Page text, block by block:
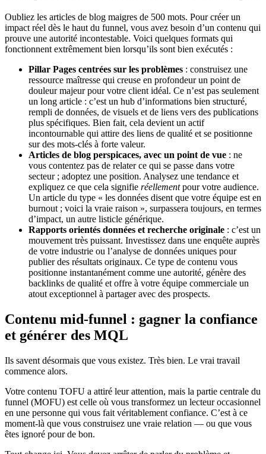
Oubliez les articles de blog maigres de 500 mots. Pour créer un
impact réel dès le haut du funnel, vous avez besoin d’un contenu qui
prouve une autorité incontestable. Voici quelques formats qui
fonctionnent extrêmement bien lorsqu’ils sont bien exécutés :
Pillar Pages centrées sur les problèmes : construisez une
ressource maîtresse qui creuse en profondeur un point de
douleur majeur pour votre client idéal. Ce n’est pas seulement
un long article : c’est un hub d’informations bien structuré,
rempli de données, de visuels et de liens vers des publications
plus spécifiques. Bien fait, cela devient un actif
incontournable qui attire des liens de qualité et se positionne
sur des mots-clés à forte valeur.
Articles de blog perspicaces, avec un point de vue : ne
vous contentez pas de relater ce qui se passe dans votre
secteur ; adoptez une position. Analysez une tendance et
expliquez ce que cela signifie réellementpour votre audience.
Un article du type « les données disent que votre équipe est en
burnout ; voici la vraie raison », surpassera toujours, en termes
d’impact, un autre listicle générique.
Rapports orientés données et recherche originale : c’est un
mouvement très puissant. Investissez dans une enquête auprès
de votre industrie ou l’analyse de données uniques pour
publier des résultats originaux. Ce type de contenu vous
positionne instantanément comme une autorité, génère des
backlinks de qualité et offre à votre équipe commerciale un
atout exceptionnel à partager avec des prospects.
Contenu mid-funnel : gagner la confiance
et générer des MQL
Ils savent désormais que vous existez. Très bien. Le vrai travail
commence alors.
Votre contenu TOFU a attiré leur attention, mais la partie centrale du
funnel (MOFU) est celle où vous transformez un lecteur occasionnel
en une personne qui vous fait véritablement confiance. C’est à ce
moment-là que vous construisez une vraie relation — ou que vous
êtes ignoré pour de bon.